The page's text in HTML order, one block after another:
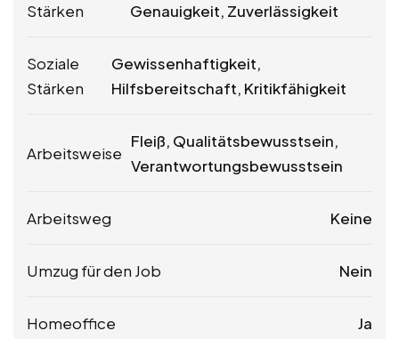
Stärken
Genauigkeit, Zuverlässigkeit
Soziale
Stärken
Gewissenhaftigkeit,
Hilfsbereitschaft, Kritikfähigkeit
Arbeitsweise
Fleiß, Qualitätsbewusstsein,
Verantwortungsbewusstsein
Arbeitsweg Keine
Umzug für den Job Nein
Homeoffice Ja